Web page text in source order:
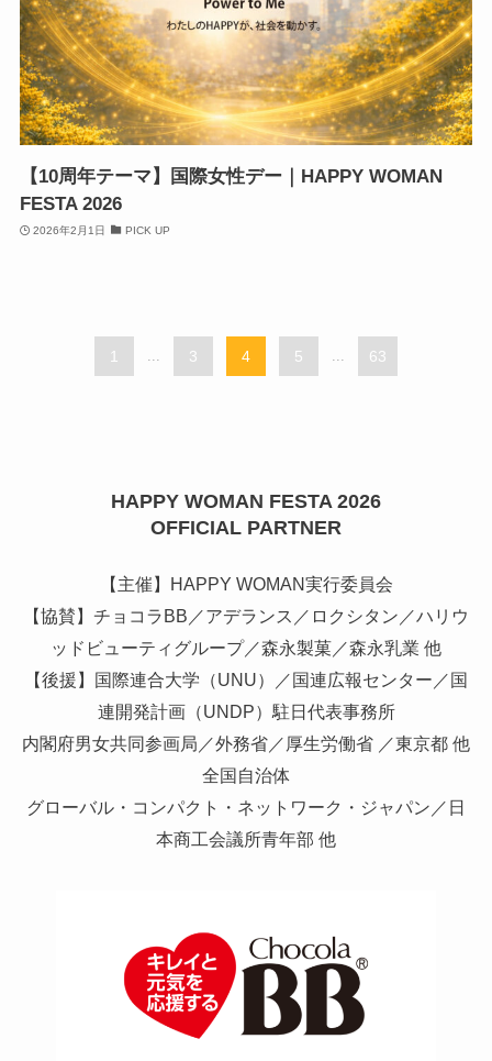
【10周年テーマ】国際女性デー｜HAPPY WOMAN
FESTA 2026
2026年2月1日 PICK UP
1 3 4 5 63
HAPPY WOMAN FESTA 2026
OFFICIAL PARTNER
【主催】HAPPY WOMAN実行委員会
【協賛】チョコラBB／アデランス／ロクシタン／ハリウ
ッドビューティグループ／森永製菓／森永乳業 他
【後援】国際連合大学（UNU）／国連広報センター／国
連開発計画（UNDP）駐日代表事務所
内閣府男女共同参画局／外務省／厚生労働省 ／東京都 他
全国自治体
グローバル・コンパクト・ネットワーク・ジャパン／日
本商工会議所青年部 他